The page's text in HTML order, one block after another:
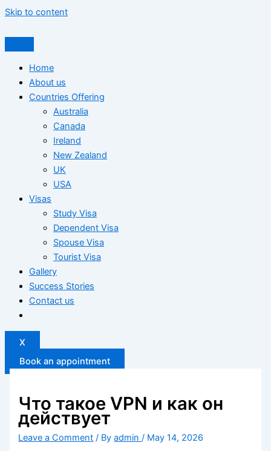
Skip to content
Home
About us
Countries Offering
Australia
Canada
Ireland
New Zealand
UK
USA
Visas
Study Visa
Dependent Visa
Spouse Visa
Tourist Visa
Gallery
Success Stories
Contact us
X
Book an appointment
Что такое VPN и как он
действует
Leave a Comment / Byadmin/ May 14, 2026